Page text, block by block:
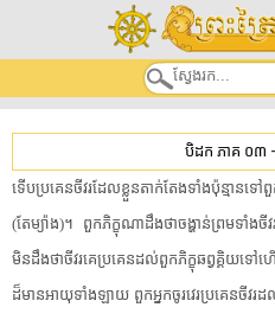
បិដក ភាគ ០៣ -
ទើប​ប្រគេន​ចីវរ​ដែល​ខ្លួន​តាក់តែង​ទាំងប៉ុន្មាន​ទ
​(​តែ​ម្យ៉ាង​)​។​ ​ពួក​ភិក្ខុ​ណា​ដឹង​ថា​ចង្ហាន់​ព្រមទាំង​
មិនដឹង​ថា​ចីវរ​គេ​ប្រគេន​ដល់​ពួក​ភិក្ខុ​ឆ​ព្វ​គ្គិ​យ​ទៅ​
ដ៏​មាន​អាយុ​ទាំងឡាយ​ ​ពួក​អ្នក​ចូរ​វេរ​ប្រគេន​ចីវ